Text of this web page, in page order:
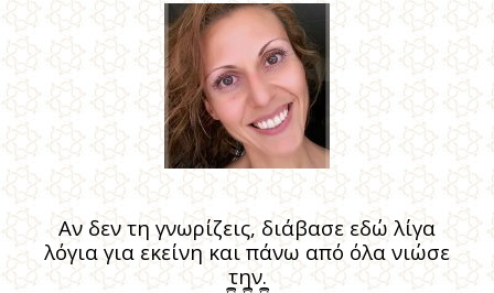
Αν δεν τη γνωρίζεις, διάβασε εδώ λίγα
λόγια για εκείνη και πάνω από όλα νιώσε
την.